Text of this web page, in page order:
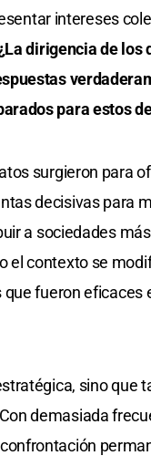
intereses
dirigencia de los
para estos
surgieron para
decisivas para
a sociedades
el contexto se
fueron eficaces
sino que
demasiada